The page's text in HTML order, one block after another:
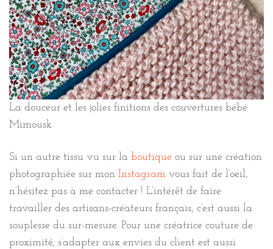
La douceur et les jolies finitions des couvertures bébé
Mimousk
Si un autre tissu vu sur la boutique ou sur une création
photographiée sur mon Instagram vous fait de l’oeil,
n’hésitez pas à me contacter ! L’intérêt de faire
travailler des artisans-créateurs français, c’est aussi la
souplesse du sur-mesure. Pour une créatrice couture de
proximité, s’adapter aux envies du client est aussi